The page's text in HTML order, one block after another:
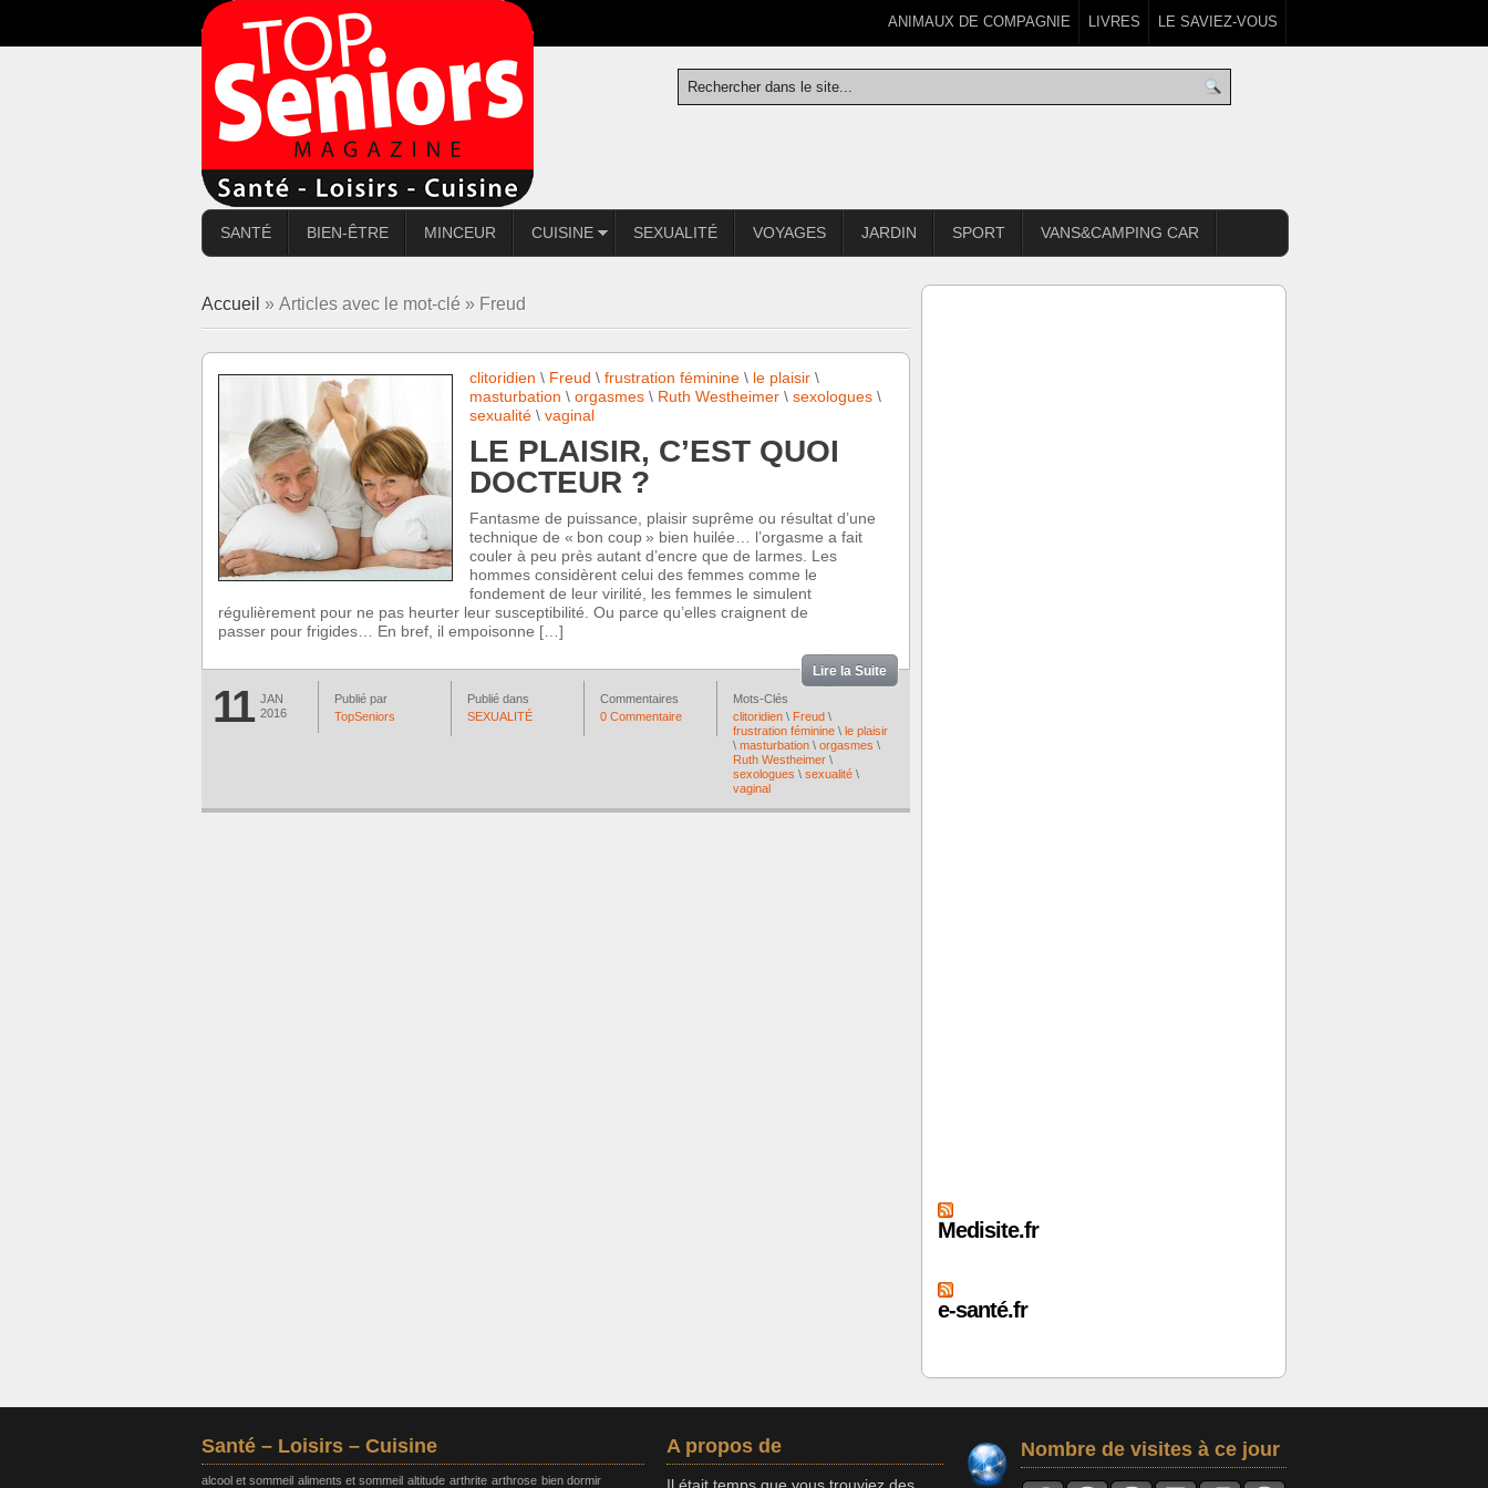
ANIMAUX DE COMPAGNIE LIVRES LE SAVIEZ-VOUS
SANTÉ BIEN-ÊTRE MINCEUR CUISINE SEXUALITÉ VOYAGES JARDIN SPORT VANS&CAMPING CAR
Accueil » Articles avec le mot-clé » Freud
clitoridien \ Freud \ frustration féminine \ le plaisir \
masturbation \ orgasmes \ Ruth Westheimer \ sexologues \
sexualité \ vaginal
LE PLAISIR, C’EST QUOI
DOCTEUR ?
Fantasme de puissance, plaisir suprême ou résultat d’une
technique de « bon coup » bien huilée… l’orgasme a fait
couler à peu près autant d’encre que de larmes. Les
hommes considèrent celui des femmes comme le
fondement de leur virilité, les femmes le simulent
régulièrement pour ne pas heurter leur susceptibilité. Ou parce qu’elles craignent de
passer pour frigides… En bref, il empoisonne […]
11 JAN
2016
Publié par
TopSeniors
Publié dans
SEXUALITÉ
Commentaires
0 Commentaire
Mots-Clés
clitoridien \ Freud \
frustration féminine \ le plaisir
\ masturbation \ orgasmes \
Ruth Westheimer \
sexologues \ sexualité \
vaginal
Lire la Suite
Medisite.fr
e-santé.fr
Santé – Loisirs – Cuisine
alcool et sommeil aliments et sommeil altitude arthrite arthrose bien dormir
A propos de Nombre de visites à ce jour